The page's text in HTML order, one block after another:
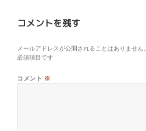
コメントを残す
メールアドレスが公開されることはありません。
必須項目です
コメント ※